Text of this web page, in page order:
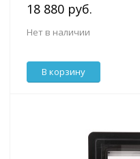
18 880 руб.
Нет в наличии
В корзину